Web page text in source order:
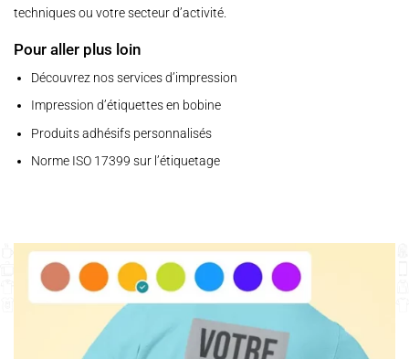
techniques ou votre secteur d’activité.
Pour aller plus loin
Découvrez nos services d’impression
Impression d’étiquettes en bobine
Produits adhésifs personnalisés
Norme ISO 17399 sur l’étiquetage